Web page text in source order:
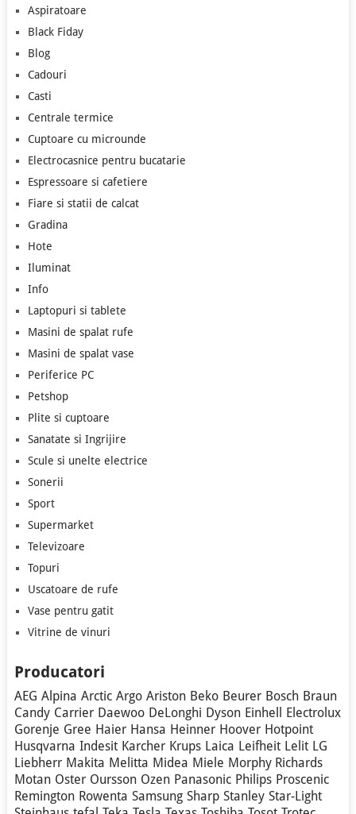
Aspiratoare
Black Fiday
Blog
Cadouri
Casti
Centrale termice
Cuptoare cu microunde
Electrocasnice pentru bucatarie
Espressoare si cafetiere
Fiare si statii de calcat
Gradina
Hote
Iluminat
Info
Laptopuri si tablete
Masini de spalat rufe
Masini de spalat vase
Periferice PC
Petshop
Plite si cuptoare
Sanatate si Ingrijire
Scule si unelte electrice
Sonerii
Sport
Supermarket
Televizoare
Topuri
Uscatoare de rufe
Vase pentru gatit
Vitrine de vinuri
Producatori
AEG Alpina Arctic Argo Ariston Beko Beurer Bosch Braun
Candy Carrier Daewoo DeLonghi Dyson Einhell
Electrolux
Gorenje Gree Haier Hansa Heinner Hoover Hotpoint
Husqvarna Indesit Karcher Krups Laica Leifheit Lelit LG
Liebherr Makita Melitta Midea Miele Morphy Richards
Motan Oster Oursson Ozen Panasonic Philips Proscenic
Remington Rowenta Samsung Sharp Stanley Star-Light